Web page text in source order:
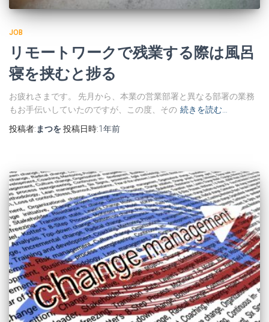
JOB
リモートワークで残業する際は風呂
寝を挟むと捗る
お疲れさまです。 先月から、本業の営業部署と異なる部署の業務
もお手伝いしていたのですが、この度、その 続きを読む…
投稿者:まつを投稿日時:1年前